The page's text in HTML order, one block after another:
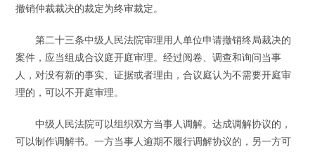
撤销仲裁裁决的裁定为终审裁定。
第二十三条中级人民法院审理用人单位申请撤销终局裁决的
案件，应当组成合议庭开庭审理。经过阅卷、调查和询问当事
人，对没有新的事实、证据或者理由，合议庭认为不需要开庭审
理的，可以不开庭审理。
中级人民法院可以组织双方当事人调解。达成调解协议的，
可以制作调解书。一方当事人逾期不履行调解协议的，另一方可